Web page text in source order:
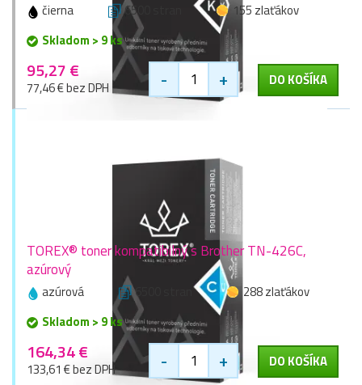
čierna 6500 stran
155 zlaťákov
Skladom > 9 ks
95,27 €
77,46 € bez DPH - + DO KOŠÍKA
TOREX® toner kompatibilný s Brother TN-426C,
azúrový
azúrová 6500 stran
288 zlaťákov
Skladom > 9 ks
164,34 €
133,61 € bez DPH - + DO KOŠÍKA